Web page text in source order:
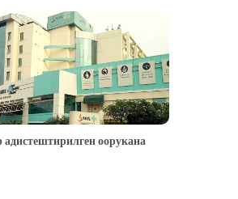
адистештирилген оорукана